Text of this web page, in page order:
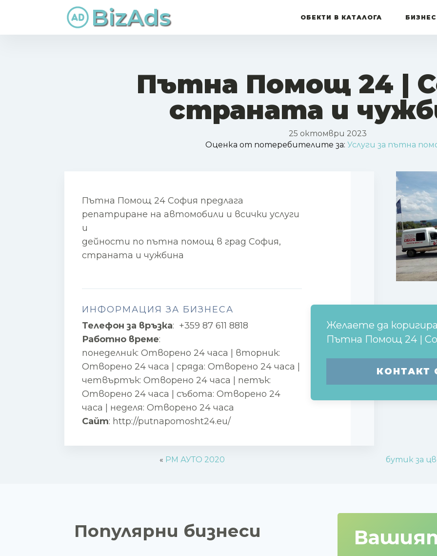
BizAds ОБЕКТИ В КАТАЛОГА
Пътна Помощ 24 |
страната и
25 октомври 2023
Оценка от потеребителите за: Услуги за пътна
Пътна Помощ 24 София предлага
репатриране на автомобили и всички услуги
и
дейности по пътна помощ в град София,
страната и чужбина
ИНФОРМАЦИЯ ЗА БИЗНЕСА
Телефон за връзка: +359 87 611 8818
Работно време:
понеделник: Отворено 24 часа | вторник:
Отворено 24 часа | сряда: Отворено 24 часа |
четвъртък: Отворено 24 часа | петък:
Отворено 24 часа | събота: Отворено 24
часа | неделя: Отворено 24 часа
Сайт: http://putnapomosht24.eu/
Желаете да
Пътна Помощ 24 |
КОНТАКТ
« РМ АУТО 2020 бутик за
Популярни бизнеси